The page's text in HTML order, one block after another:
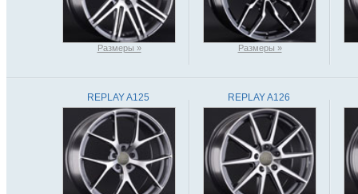
Размеры » Размеры »
REPLAY A125 REPLAY A126